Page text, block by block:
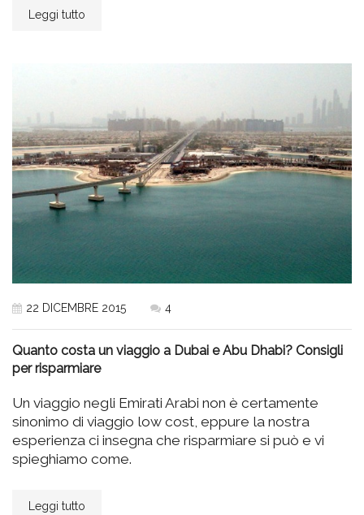
Leggi tutto
22 DICEMBRE 2015 4
Quanto costa un viaggio a Dubai e Abu Dhabi? Consigli
per risparmiare
Un viaggio negli Emirati Arabi non è certamente
sinonimo di viaggio low cost, eppure la nostra
esperienza ci insegna che risparmiare si può e vi
spieghiamo come.
Leggi tutto